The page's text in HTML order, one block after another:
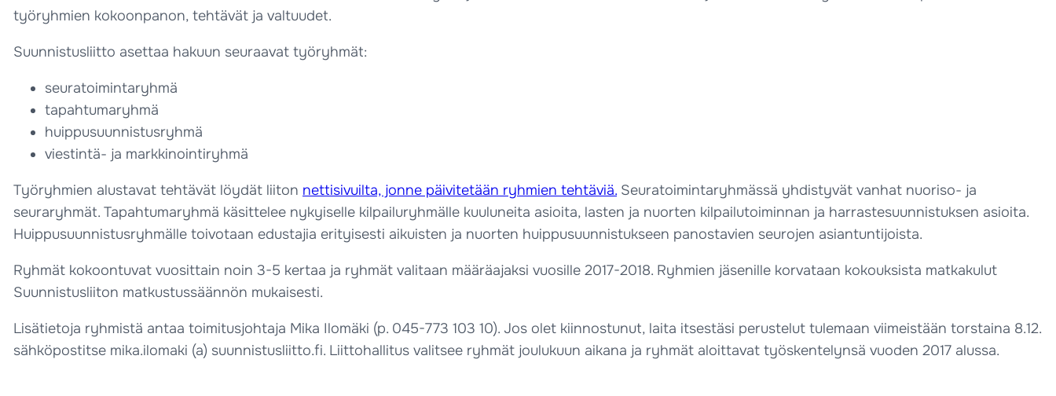
työryhmien kokoonpanon, tehtävät ja valtuudet.
Suunnistusliitto asettaa hakuun seuraavat työryhmät:
seuratoimintaryhmä
tapahtumaryhmä
huippusuunnistusryhmä
viestintä- ja markkinointiryhmä
Työryhmien alustavat tehtävät löydät liiton nettisivuilta, jonne päivitetään ryhmien tehtäviä. Seuratoimintaryhmässä yhdistyvät vanhat nuoriso- ja
seuraryhmät. Tapahtumaryhmä käsittelee nykyiselle kilpailuryhmälle kuuluneita asioita, lasten ja nuorten kilpailutoiminnan ja harrastesuunnistuksen asioita.
Huippusuunnistusryhmälle toivotaan edustajia erityisesti aikuisten ja nuorten huippusuunnistukseen panostavien seurojen asiantuntijoista.
Ryhmät kokoontuvat vuosittain noin 3-5 kertaa ja ryhmät valitaan määräajaksi vuosille 2017-2018. Ryhmien jäsenille korvataan kokouksista matkakulut
Suunnistusliiton matkustussäännön mukaisesti.
Lisätietoja ryhmistä antaa toimitusjohtaja Mika Ilomäki (p. 045-773 103 10). Jos olet kiinnostunut, laita itsestäsi perustelut tulemaan viimeistään torstaina 8.12.
sähköpostitse mika.ilomaki (a) suunnistusliitto.fi. Liittohallitus valitsee ryhmät joulukuun aikana ja ryhmät aloittavat työskentelynsä vuoden 2017 alussa.